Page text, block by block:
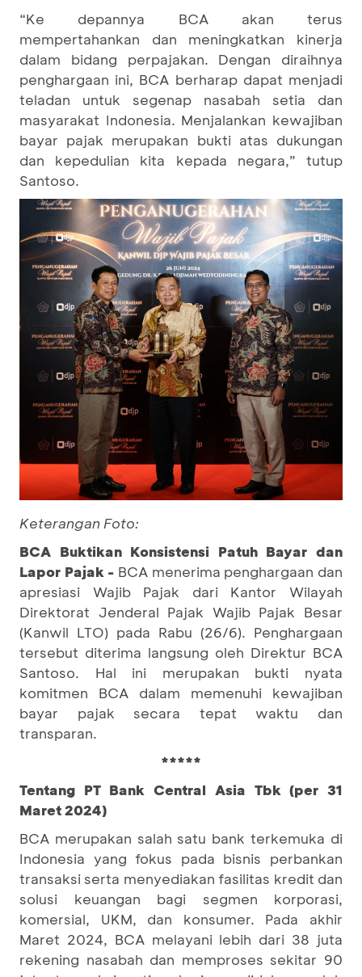
“Ke depannya BCA akan terus
mempertahankan dan meningkatkan kinerja
dalam bidang perpajakan. Dengan diraihnya
penghargaan ini, BCA berharap dapat menjadi
teladan untuk segenap nasabah setia dan
masyarakat Indonesia. Menjalankan kewajiban
bayar pajak merupakan bukti atas dukungan
dan kepedulian kita kepada negara,” tutup
Santoso.
Keterangan Foto:
BCA Buktikan Konsistensi Patuh Bayar dan
Lapor Pajak - BCA menerima penghargaan dan
apresiasi Wajib Pajak dari Kantor Wilayah
Direktorat Jenderal Pajak Wajib Pajak Besar
(Kanwil LTO) pada Rabu (26/6). Penghargaan
tersebut diterima langsung oleh Direktur BCA
Santoso. Hal ini merupakan bukti nyata
komitmen BCA dalam memenuhi kewajiban
bayar pajak secara tepat waktu dan
transparan.
*****
Tentang PT Bank Central Asia Tbk (per 31
Maret 2024)
BCA merupakan salah satu bank terkemuka di
Indonesia yang fokus pada bisnis perbankan
transaksi serta menyediakan fasilitas kredit dan
solusi keuangan bagi segmen korporasi,
komersial, UKM, dan konsumer. Pada akhir
Maret 2024, BCA melayani lebih dari 38 juta
rekening nasabah dan memproses sekitar 90